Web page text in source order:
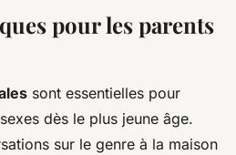
pour les parents
sont essentielles pour
dès le plus jeune âge.
sur le genre à la maison